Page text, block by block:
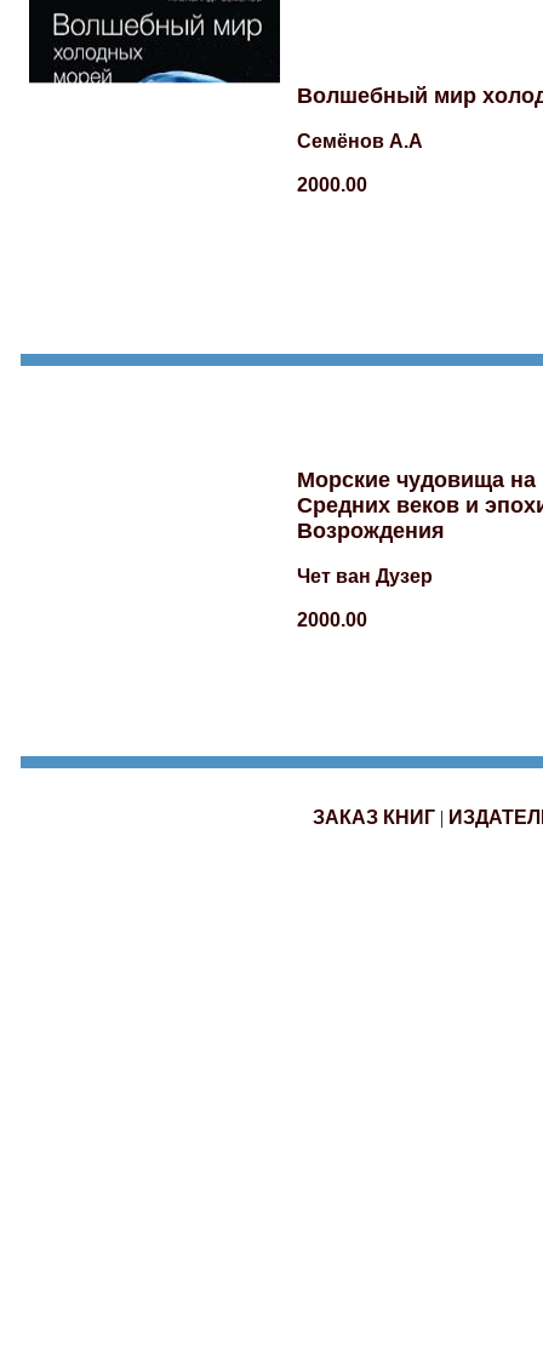
Волшебный мир
Семёнов А.А
2000.00
Морские чудовища на
Средних веков и
Возрождения
Чет ван Дузер
2000.00
ЗАКАЗ КНИГ |